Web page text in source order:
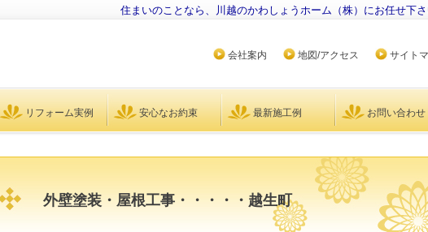
住まいのことなら、川越のかわしょうホーム（株）にお任せ下さ
会社案内 地図/アクセス サイト
リフォーム実例 安心なお約束 最新施工例 お問い合わせ
外壁塗装・屋根工事・・・・・越生町